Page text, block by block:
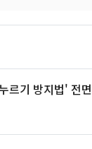
르기 방지법' 전면